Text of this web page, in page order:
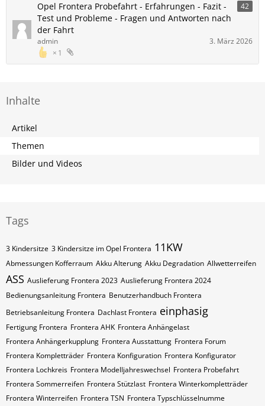
Opel Frontera Probefahrt - Erfahrungen - Fazit -
Test und Probleme - Fragen und Antworten nach
der Fahrt
42
1
admin 3. März 2026
Inhalte
Artikel
Themen
Bilder und Videos
Tags
3 Kindersitze 3 Kindersitze im Opel Frontera 11KW
Abmessungen Kofferraum Akku Alterung Akku Degradation Allwetterreifen
ASS Auslieferung Frontera 2023 Auslieferung Frontera 2024
Bedienungsanleitung Frontera Benutzerhandbuch Frontera
Betriebsanleitung Frontera Dachlast Frontera einphasig
Fertigung Frontera Frontera AHK Frontera Anhängelast
Frontera Anhängerkupplung Frontera Ausstattung Frontera Forum
Frontera Kompletträder Frontera Konfiguration Frontera Konfigurator
Frontera Lochkreis Frontera Modelljahreswechsel Frontera Probefahrt
Frontera Sommerreifen Frontera Stützlast Frontera Winterkompletträder
Frontera Winterreifen Frontera​​​​ TSN Frontera​​​​ Typschlüsselnumme